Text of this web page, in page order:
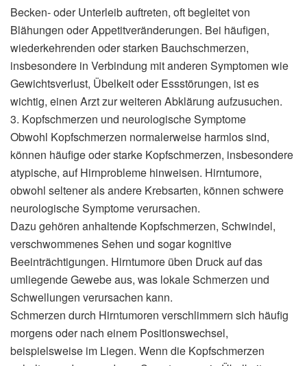
Becken- oder Unterleib auftreten, oft begleitet von
Blähungen oder Appetitveränderungen. Bei häufigen,
wiederkehrenden oder starken Bauchschmerzen,
insbesondere in Verbindung mit anderen Symptomen wie
Gewichtsverlust, Übelkeit oder Essstörungen, ist es
wichtig, einen Arzt zur weiteren Abklärung aufzusuchen.
3. Kopfschmerzen und neurologische Symptome
Obwohl Kopfschmerzen normalerweise harmlos sind,
können häufige oder starke Kopfschmerzen, insbesondere
atypische, auf Hirnprobleme hinweisen. Hirntumore,
obwohl seltener als andere Krebsarten, können schwere
neurologische Symptome verursachen.
Dazu gehören anhaltende Kopfschmerzen, Schwindel,
verschwommenes Sehen und sogar kognitive
Beeinträchtigungen. Hirntumore üben Druck auf das
umliegende Gewebe aus, was lokale Schmerzen und
Schwellungen verursachen kann.
Schmerzen durch Hirntumoren verschlimmern sich häufig
morgens oder nach einem Positionswechsel,
beispielsweise im Liegen. Wenn die Kopfschmerzen